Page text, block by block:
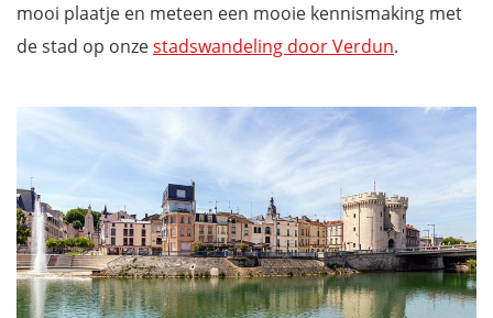
mooi plaatje en meteen een mooie kennismaking met
de stad op onzestadswandeling door Verdun.